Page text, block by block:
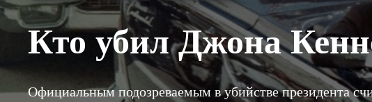
Кто убил Джона
Официальным подозреваемым в убийстве президента